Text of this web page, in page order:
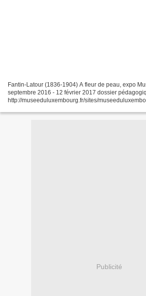
Fantin-Latour (1836-1904) A fleur de peau, expo
septembre 2016 - 12 février 2017 dossier
http://museeduluxembourg.fr/sites/
http://www.grandpalais.fr/ar/system/files/
Publicité